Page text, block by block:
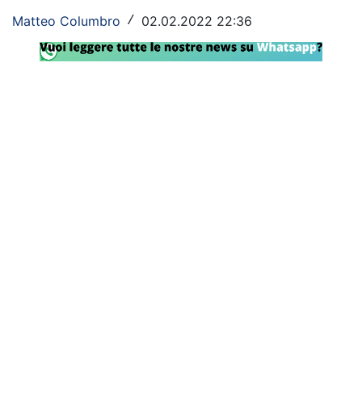
Lazio Women
Matteo Columbro / 02.02.2022 22:36